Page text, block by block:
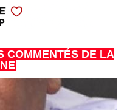
COMMENTÉS DE LA